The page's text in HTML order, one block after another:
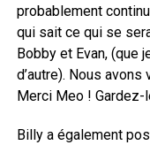
probablement
qui sait ce qui se
Bobby et Evan, (que
d’autre). Nous
Merci Meo !
Billy a également